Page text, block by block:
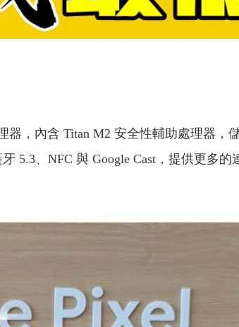
器，內含 Titan M2 安全性輔助處理器，
5.3、NFC 與 Google Cast，提供更多